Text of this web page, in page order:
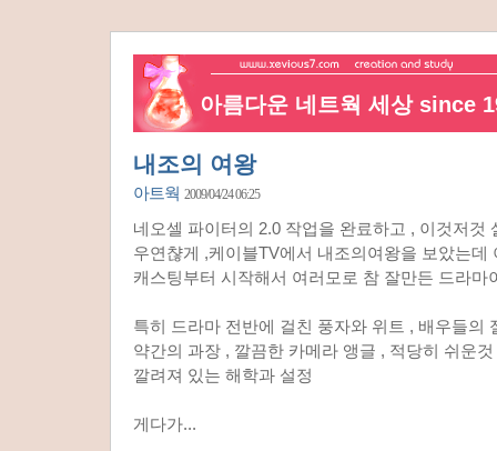
아름다운 네트웍 세상 since
내조의 여왕
아트웍 2009/04/24 06:25
네오셀 파이터의 2.0 작업을 완료하고 , 이것저것
우연챦게 ,케이블TV에서 내조의여왕을 보았는데
캐스팅부터 시작해서 여러모로 참 잘만든 드라마
특히 드라마 전반에 걸친 풍자와 위트 , 배우들의
약간의 과장 , 깔끔한 카메라 앵글 , 적당히 쉬운
깔려져 있는 해학과 설정
게다가...